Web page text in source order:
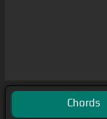
Chords